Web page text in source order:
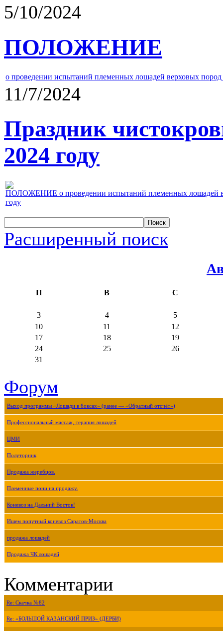
5/10/2024
ПОЛОЖЕНИЕ
о проведении испытаний племенных лошадей верховых
11/7/2024
Праздник
2024 году
ПОЛОЖЕНИЕ о проведении испытаний племенных лошадей
году
Расширенный поиск
П В С
3 4
5
10
11
12
17
18
19
24
25
26
31
Форум
Выход программы «Лошади в боксах» (ранее — «Обратный отсчёт»)
Профессиональный массаж, терапия лошадей
ЦМИ
Полуторник
Продажа жеребцов.
Племенные пони на продажу.
Коневоз на Дальний Восток!
Ищем попутный коневоз Саратов-Москва
продажа лошадей
Продажа ЧК лошадей
Комментарии
Re: Скачка №82
Re: «БОЛЬШОЙ КАЗАНСКИЙ ПРИЗ» (ДЕРБИ)